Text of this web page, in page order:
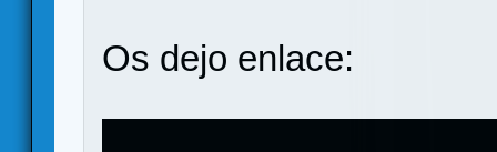
Os dejo enlace: